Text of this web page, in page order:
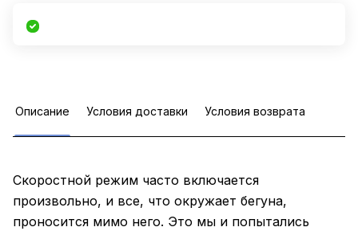
Описание Условия доставки Условия возврата
Скоростной режим часто включается
произвольно, и все, что окружает бегуна,
проносится мимо него. Это мы и попытались